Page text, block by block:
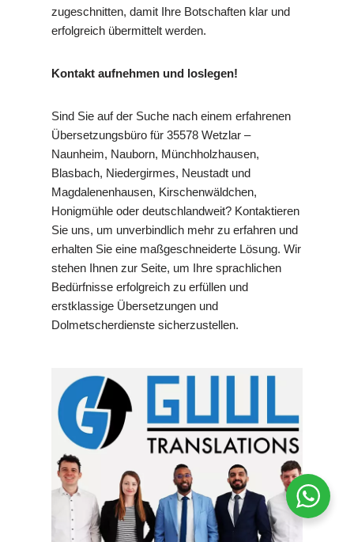
zugeschnitten, damit Ihre Botschaften klar und
erfolgreich übermittelt werden.
Kontakt aufnehmen und loslegen!
Sind Sie auf der Suche nach einem erfahrenen
Übersetzungsbüro für 35578 Wetzlar –
Naunheim, Nauborn, Münchholzhausen,
Blasbach, Niedergirmes, Neustadt und
Magdalenenhausen, Kirschenwäldchen,
Honigmühle oder deutschlandweit? Kontaktieren
Sie uns, um unverbindlich mehr zu erfahren und
erhalten Sie eine maßgeschneiderte Lösung. Wir
stehen Ihnen zur Seite, um Ihre sprachlichen
Bedürfnisse erfolgreich zu erfüllen und
erstklassige Übersetzungen und
Dolmetscherdienste sicherzustellen.